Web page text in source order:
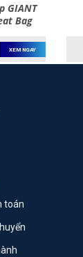
GIANT
Bag
XEM NGAY
toán